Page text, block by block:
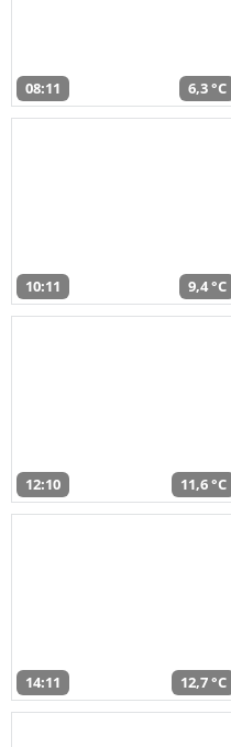
08:11 6,3 °C
10:11 9,4 °C
12:10 11,6 °C
14:11 12,7 °C